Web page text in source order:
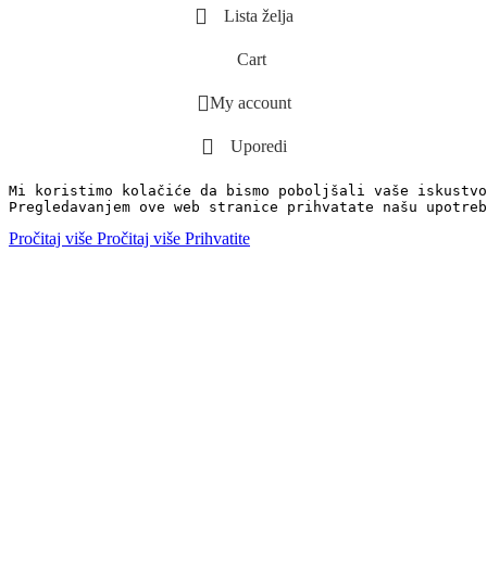
Lista želja
Cart
My account
Uporedi
Mi koristimo kolačiće da bismo poboljšali vaše
Pregledavanjem ove web stranice prihvatate našu
Pročitaj više Pročitaj više Prihvatite